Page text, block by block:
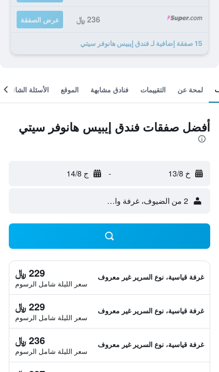
236 ﷼ عرض الصفقة
15 صفقة إضافية لـ فندق إيبيس هانوفر سيتي
لمحة عن التقييمات فنادق مشابهة الموقع الأسئلة الشائعة
أفضل صفقات فندق إيبيس هانوفر سيتي
خ 13/8 - ج 14/8
2 من الضيوف، غرفة واحدة
غرفة قياسية، نوع السرير غير معروف 229 ﷼
سعر الليلة شامل الرسوم
غرفة قياسية، نوع السرير غير معروف 229 ﷼
سعر الليلة شامل الرسوم
غرفة قياسية، نوع السرير غير معروف 236 ﷼
سعر الليلة شامل الرسوم